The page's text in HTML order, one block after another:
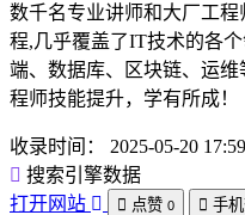
数千名专业讲师和大厂工
程,几乎覆盖了IT技术的各个
端、数据库、区块链、运
程师技能提升，学有所成！
收录时间：
2025-05-20
搜索引擎数据
打开网站
点赞 0 手